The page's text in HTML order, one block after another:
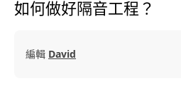
如何做好隔音工程？
編輯 David